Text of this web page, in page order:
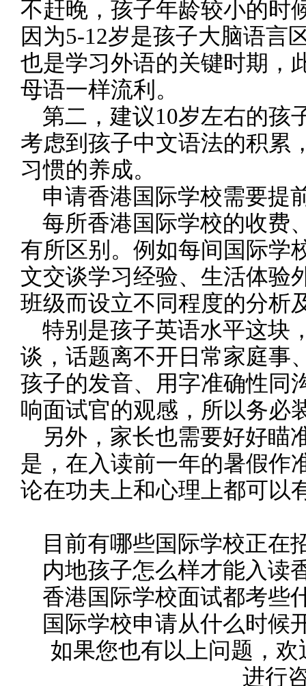
不赶晚，孩子年龄较小的时
因为5-12岁是孩子大脑语言
也是学习外语的关键时期，
母语一样流利。
第二，建议10岁左右的孩
考虑到孩子中文语法的积累
习惯的养成。
申请香港国际学校需要提
每所香港国际学校的收费
有所区别。例如每间国际学
文交谈学习经验、生活体验
班级而设立不同程度的分析
特别是孩子英语水平这块
谈，话题离不开日常家庭事
孩子的发音、用字准确性同
响面试官的观感，所以务必
另外，家长也需要好好瞄
是，在入读前一年的暑假作
论在功夫上和心理上都可以
目前有哪些国际学校正在
内地孩子怎么样才能入读
香港国际学校面试都考些
国际学校申请从什么时候
如果您也有以上问题，欢
进行